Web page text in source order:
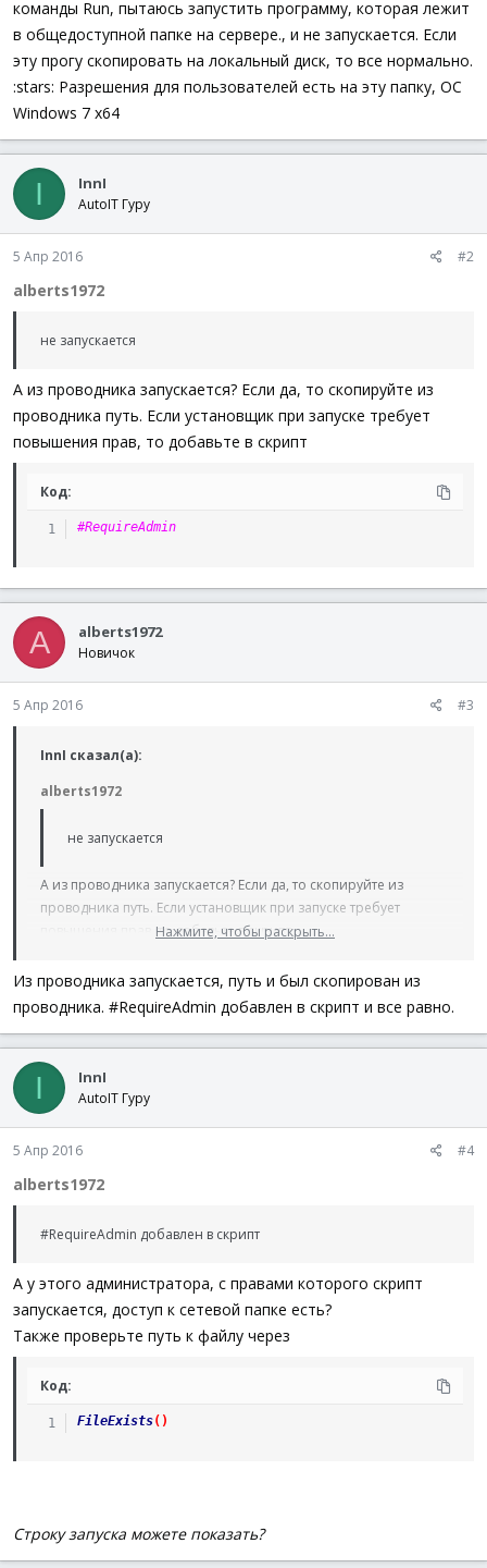
команды Run, пытаюсь запустить программу, которая лежит
в общедоступной папке на сервере., и не запускается. Если
эту прогу скопировать на локальный диск, то все нормально.
:stars: Разрешения для пользователей есть на эту папку, ОС
Windows 7 x64
I InnI
AutoIT Гуру
5 Апр 2016 #2
alberts1972
не запускается
А из проводника запускается? Если да, то скопируйте из
проводника путь. Если установщик при запуске требует
повышения прав, то добавьте в скрипт
Код:
#RequireAdmin
A alberts1972
Новичок
5 Апр 2016 #3
InnI сказал(а):
alberts1972
не запускается
Нажмите, чтобы раскрыть...
А из проводника запускается? Если да, то скопируйте из
проводника путь. Если установщик при запуске требует
повышения прав, то добавьте в скрипт
Код:
#RequireAdmin
Нажмите, чтобы раскрыть...
Из проводника запускается, путь и был скопирован из
проводника. #RequireAdmin добавлен в скрипт и все равно.
I InnI
AutoIT Гуру
5 Апр 2016 #4
alberts1972
#RequireAdmin добавлен в скрипт
А у этого администратора, с правами которого скрипт
запускается, доступ к сетевой папке есть?
Также проверьте путь к файлу через
Код:
FileExists( )
Строку запуска можете показать?